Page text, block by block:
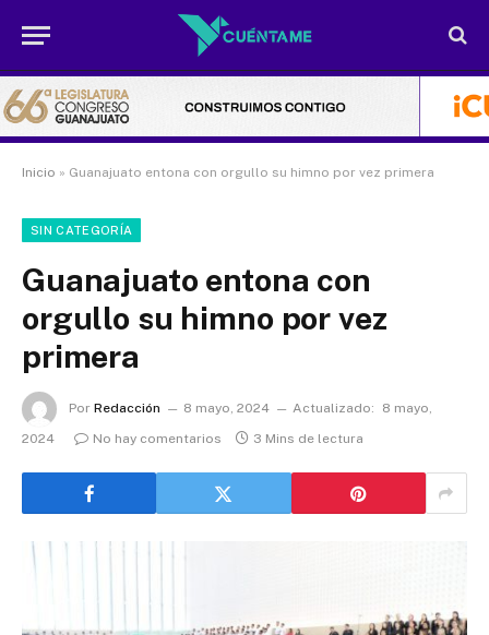
Inicio » Guanajuato entona con orgullo su himno por vez primera
SIN CATEGORÍA
Guanajuato entona con
orgullo su himno por vez
primera
Por Redacción 8 mayo, 2024 Actualizado:
8 mayo,
2024
No hay comentarios 3 Mins de lectura